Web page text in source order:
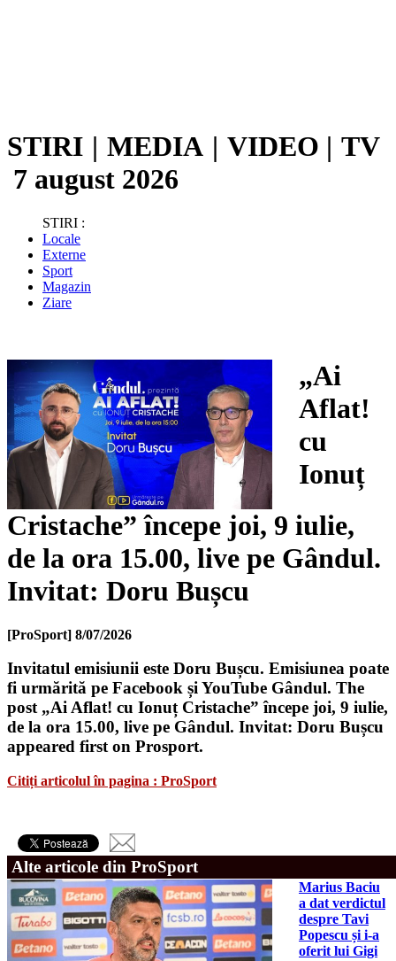
STIRI | MEDIA | VIDEO | TV
7 august 2026
STIRI :
Locale
Externe
Sport
Magazin
Ziare
„Ai
Aflat!
cu
Ionuț
Cristache” începe joi, 9 iulie,
de la ora 15.00, live pe Gândul.
Invitat: Doru Bușcu
[ProSport] 8/07/2026
Invitatul emisiunii este Doru Bușcu. Emisiunea poate
fi urmărită pe Facebook și YouTube Gândul. The
post „Ai Aflat! cu Ionuț Cristache” începe joi, 9 iulie,
de la ora 15.00, live pe Gândul. Invitat: Doru Bușcu
appeared first on Prosport.
Citiți articolul în pagina : ProSport
Alte articole din ProSport
Marius Baciu
a dat verdictul
despre Tavi
Popescu și i-a
oferit lui Gigi